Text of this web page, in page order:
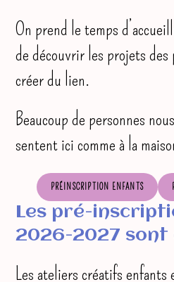
On prend le temps
de découvrir les projets
créer du lien.
Beaucoup de personnes
sentent ici comme à la
PRÉINSCRIPTION ENFANTS
Les pré-
2026-2027 sont
Les ateliers créatifs